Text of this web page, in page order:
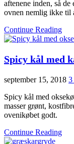
aftenene inden, så
ovnen nemlig ikke
Continue Reading
Spicy kål med
september 15, 2018 3
Spicy kål med
masser grønt,
ovenikøbet godt.
Continue Reading